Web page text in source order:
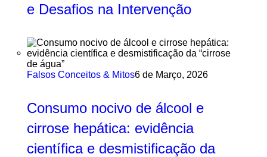
e Desafios na Intervenção
Falsos Conceitos & Mitos6 de Março, 2026
Consumo nocivo de álcool e
cirrose hepática: evidência
científica e desmistificação da